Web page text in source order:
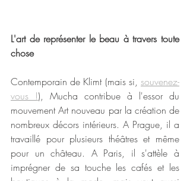
L'art de représenter le beau à travers toute
chose
Contemporain de Klimt (mais si, souvenez-
vous !), Mucha contribue à l'essor du
mouvement Art nouveau par la création de
nombreux décors intérieurs. A Prague, il a
travaillé pour plusieurs théâtres et même
pour un château. A Paris, il s'attèle à
imprégner de sa touche les cafés et les